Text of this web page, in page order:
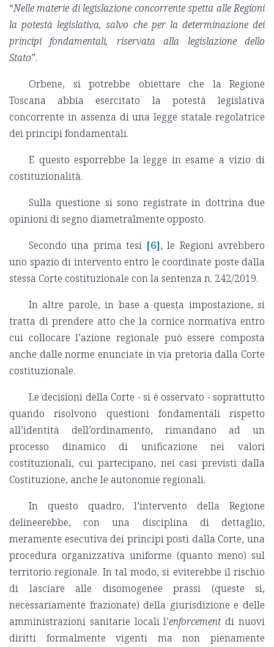
“Nelle materie di legislazione concorrente spetta alle Regioni
la potestà legislativa, salvo che per la determinazione dei
principi fondamentali, riservata alla legislazione dello
Stato”.
Orbene, si potrebbe obiettare che la Regione
Toscana abbia esercitato la potestà legislativa
concorrente in assenza di una legge statale regolatrice
dei principi fondamentali.
E questo esporrebbe la legge in esame a vizio di
costituzionalità.
Sulla questione si sono registrate in dottrina due
opinioni di segno diametralmente opposto.
Secondo una prima tesi [6], le Regioni avrebbero
uno spazio di intervento entro le coordinate poste dalla
stessa Corte costituzionale con la sentenza n. 242/2019.
In altre parole, in base a questa impostazione, si
tratta di prendere atto che la cornice normativa entro
cui collocare l’azione regionale può essere composta
anche dalle norme enunciate in via pretoria dalla Corte
costituzionale.
Le decisioni della Corte - si è osservato - soprattutto
quando risolvono questioni fondamentali rispetto
all’identità dell’ordinamento, rimandano ad un
processo dinamico di unificazione nei valori
costituzionali, cui partecipano, nei casi previsti dalla
Costituzione, anche le autonomie regionali.
In questo quadro, l’intervento della Regione
delineerebbe, con una disciplina di dettaglio,
meramente esecutiva dei principi posti dalla Corte, una
procedura organizzativa uniforme (quanto meno) sul
territorio regionale. In tal modo, si eviterebbe il rischio
di lasciare alle disomogenee prassi (queste sì,
necessariamente frazionate) della giurisdizione e delle
amministrazioni sanitarie locali l’enforcementdi nuovi
diritti formalmente vigenti ma non pienamente